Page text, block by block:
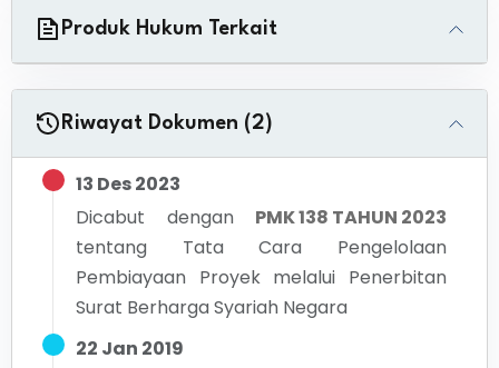
Produk Hukum Terkait
Riwayat Dokumen (2)
13 Des 2023
Dicabut dengan
PMK 138 TAHUN 2023
tentang Tata Cara Pengelolaan
Pembiayaan Proyek melalui Penerbitan
Surat Berharga Syariah Negara
22 Jan 2019